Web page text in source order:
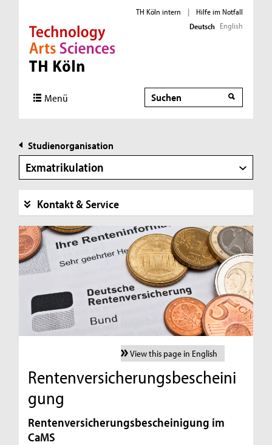
Direkt zur Hauptnavigation
Direkt zur Subnavigation
Direkt zum Inhalt
Direkt zum Fußbereich
TH Köln intern |
Hilfe im Notfall
Deutsch English
Menü Suche
Studienorganisation
Exmatrikulation
Kontakt & Service
View this page in English
Rentenversicherungsbescheini
gung
Rentenversicherungsbescheinigung im
CaMS